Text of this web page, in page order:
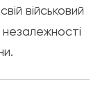
військовий
незалежності